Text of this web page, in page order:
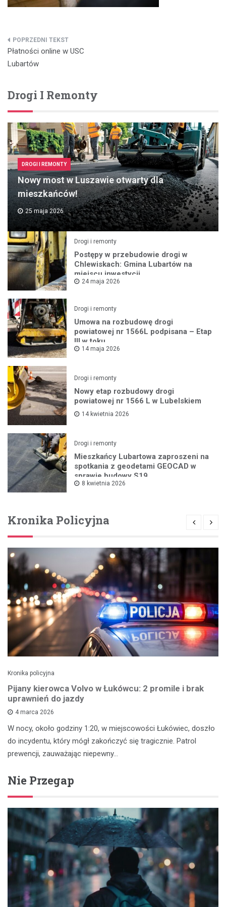
Nawigacja
wpisu
Płatności online w USC
Lubartów
Drogi I Remonty
DROGI I REMONTY
Nowy most w Luszawie otwarty dla
mieszkańców!
25 maja 2026
Drogi i remonty
Postępy w przebudowie drogi w
Chlewiskach: Gmina Lubartów na
miejscu inwestycji
24 maja 2026
Drogi i remonty
Umowa na rozbudowę drogi
powiatowej nr 1566L podpisana – Etap
III w toku
14 maja 2026
Drogi i remonty
Nowy etap rozbudowy drogi
powiatowej nr 1566 L w Lubelskiem
14 kwietnia 2026
Drogi i remonty
Mieszkańcy Lubartowa zaproszeni na
spotkania z geodetami GEOCAD w
sprawie budowy S19
8 kwietnia 2026
Kronika Policyjna
Kronika policyjna
Pijany kierowca Volvo w Łukówcu: 2 promile i brak
uprawnień do jazdy
4 marca 2026
W nocy, około godziny 1:20, w miejscowości Łukówiec, doszło
do incydentu, który mógł zakończyć się tragicznie. Patrol
prewencji, zauważając niepewny…
Nie Przegap